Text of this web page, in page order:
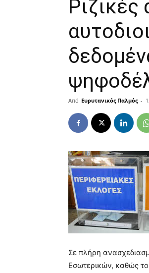
Ριζικές
Από Ευρυτανικός Παλμός -
Σε πλήρη
Εσωτερικών, καθώς το